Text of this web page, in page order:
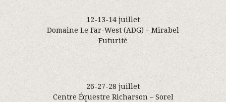
12-13-14 juillet
Domaine Le Far-West (ADG) – Mirabel
Futurité
26-27-28 juillet
Centre Équestre Richarson – Sorel